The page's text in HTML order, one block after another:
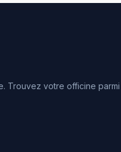
Trouvez votre officine parmi